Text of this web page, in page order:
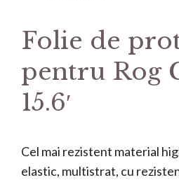
Folie de
pentru Rog
15.6′
Cel mai rezistent material
elastic, multistrat, cu